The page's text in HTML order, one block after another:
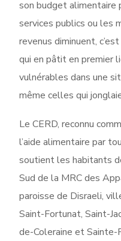
son budget alimentaire
services publics ou les
revenus diminuent,
qui en pâtit en premier
vulnérables dans une
même celles qui
Le CERD, reconnu
l’aide alimentaire par
soutient les habitants
Sud de la MRC des
paroisse de Disraeli,
Saint-Fortunat, Saint-
de-Coleraine et Sainte-